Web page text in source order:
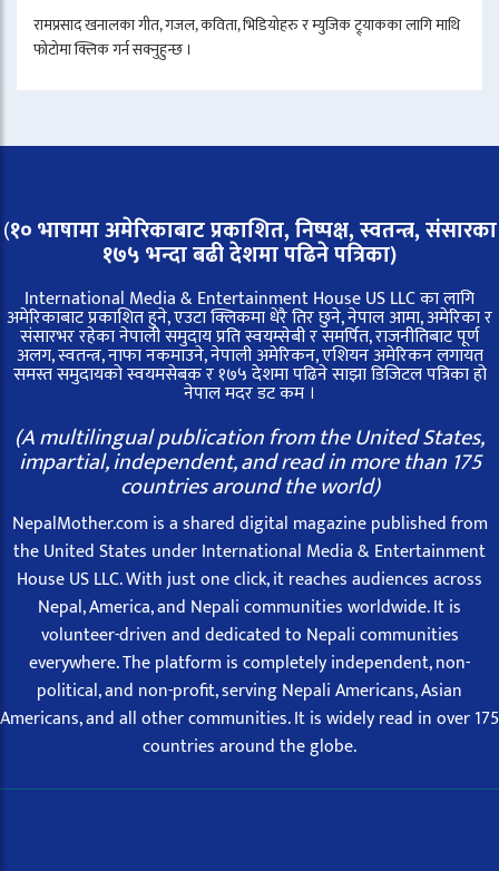
रामप्रसाद खनालका गीत, गजल, कविता, भिडियोहरु र म्युजिक ट्र्याकका लागि माथि
फोटोमा क्लिक गर्न सक्नुहुन्छ ।
(१० भाषामा अमेरिकाबाट प्रकाशित, निष्पक्ष, स्वतन्त्र,संसारका
१७५ भन्दा बढी देशमा पढिने पत्रिका)
International Media & Entertainment House US LLC का लागि
अमेरिकाबाट प्रकाशित हुने, एउटा क्लिकमा धेरै तिर छुने, नेपाल आमा, अमेरिका र
संसारभर रहेका नेपाली समुदाय प्रति स्वयम्सेबी र समर्पित, राजनीतिबाट पूर्ण
अलग, स्वतन्त्र, नाफा नकमाउने, नेपाली अमेरिकन, एशियन अमेरिकन लगायत
समस्त समुदायको स्वयमसेबक र १७५ देशमा पढिने साझा डिजिटल पत्रिका हो
नेपाल मदर डट कम ।
(A multilingual publication from the United States,
impartial, independent, and read in more than 175
countries around the world)
NepalMother.com is a shared digital magazine published from
the United States under International Media & Entertainment
House US LLC. With just one click, it reaches audiences across
Nepal, America, and Nepali communities worldwide. It is
volunteer-driven and dedicated to Nepali communities
everywhere. The platform is completely independent, non-
political, and non-profit, serving Nepali Americans, Asian
Americans, and all other communities. It is widely read in over 175
countries around the globe.